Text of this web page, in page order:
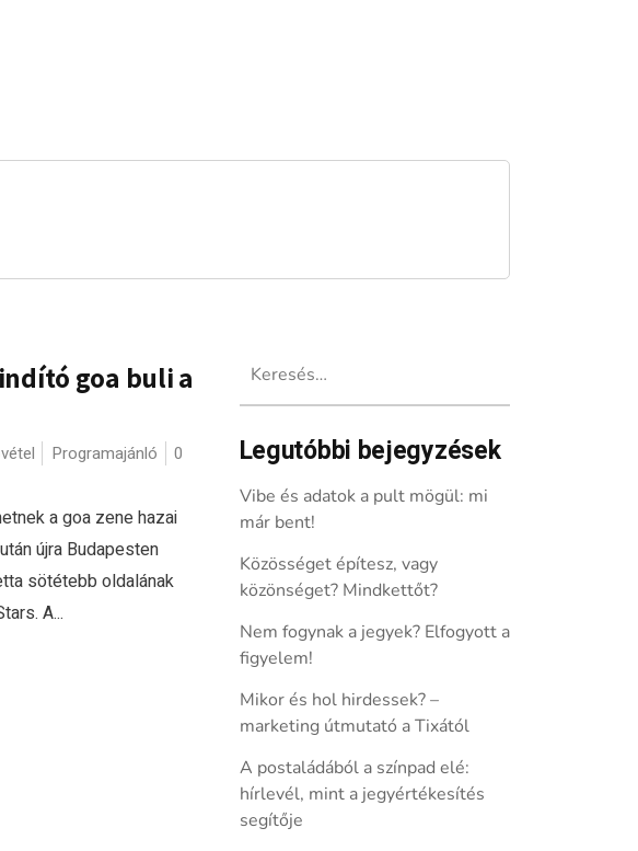
goa buli a
Programajánló
0
a goa zene hazai
újra Budapesten
sötétebb oldalának
A...
Legutóbbi bejegyzések
Vibe és adatok a pult mögül: mi
már bent!
Közösséget építesz, vagy
közönséget? Mindkettőt?
Nem fogynak a jegyek? Elfogyott a
figyelem!
Mikor és hol hirdessek? –
marketing útmutató a Tixától
A postaládából a színpad elé:
hírlevél, mint a jegyértékesítés
segítője